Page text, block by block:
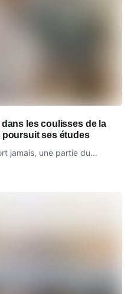
les coulisses de la
poursuit ses études
jamais, une partie du...